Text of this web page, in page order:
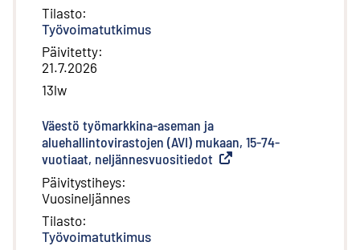
Tilasto:
Työvoimatutkimus
Päivitetty:
21.7.2026
13lw
Väestö työmarkkina-aseman ja
aluehallintovirastojen (AVI) mukaan, 15-74-
vuotiaat, neljännesvuositiedot Ulkoinen linkki
Päivitystiheys:
Vuosineljännes
Tilasto:
Työvoimatutkimus